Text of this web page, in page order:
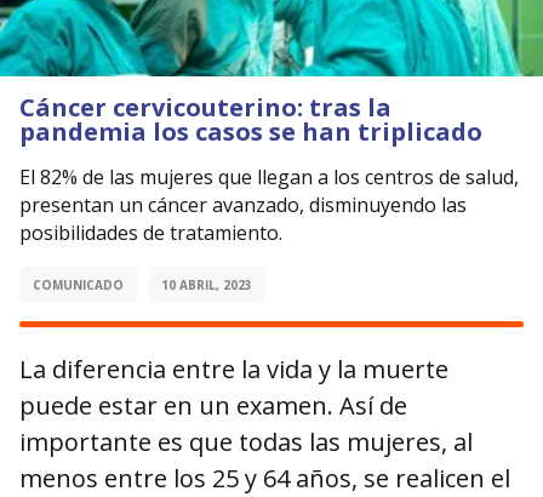
Cáncer cervicouterino: tras la
pandemia los casos se han triplicado
El 82% de las mujeres que llegan a los centros de salud,
presentan un cáncer avanzado, disminuyendo las
posibilidades de tratamiento.
COMUNICADO 10 ABRIL, 2023
La diferencia entre la vida y la muerte
puede estar en un examen. Así de
importante es que todas las mujeres, al
menos entre los 25 y 64 años, se realicen el